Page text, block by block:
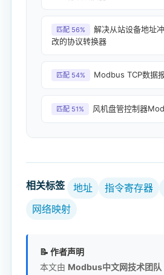
匹配 56%
解决从站设备地址
改的协议转换器
匹配 54% Modbus TCP数据
匹配 51% 风机盘管控制器
相关标签 地址 指令寄存器
网络映射
📝 作者声明
本文由 Modbus中文网技术团队